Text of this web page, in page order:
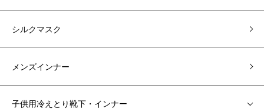
シルクマスク
メンズインナー
子供用冷えとり靴下・インナー